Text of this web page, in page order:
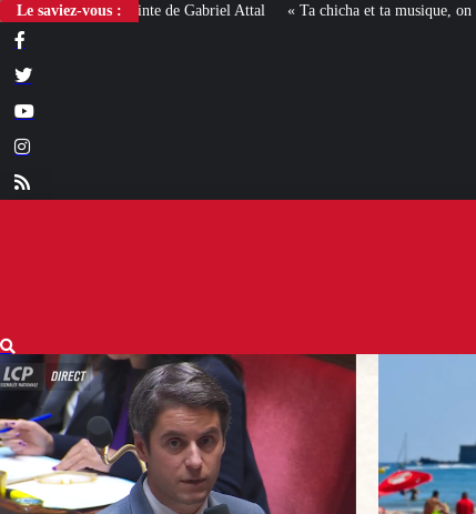
Le saviez-vous :« Ta chicha et ta musique, on n’en veut pas » : la